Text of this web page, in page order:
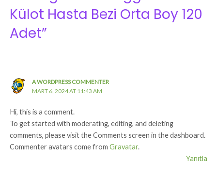
Külot Hasta Bezi Orta Boy 120
Adet”
A WORDPRESS COMMENTER
MART 6, 2024 AT 11:43 AM
Hi, this is a comment.
To get started with moderating, editing, and deleting
comments, please visit the Comments screen in the dashboard.
Commenter avatars come from Gravatar.
Yanıtla